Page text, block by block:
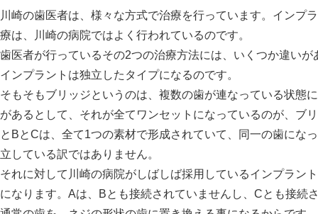
川崎の歯医者は、様々な方式で治療を行っています。インプ
療は、川崎の病院ではよく行われているのです。
歯医者が行っているその2つの治療方法には、いくつか違い
インプラントは独立したタイプになるのです。
そもそもブリッジというのは、複数の歯が連なっている状態
があるとして、それが全てワンセットになっているのが、ブ
とBとCは、全て1つの素材で形成されていて、同一の歯にな
立している訳ではありません。
それに対して川崎の病院がしばしば採用しているインプラン
になります。Aは、Bとも接続されていませんし、Cとも接続